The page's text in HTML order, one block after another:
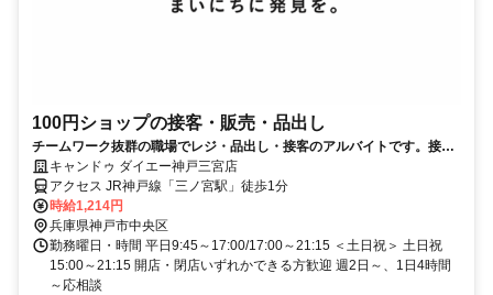
100円ショップの接客・販売・品出し
チームワーク抜群の職場でレジ・品出し・接客のアルバイトです。接客
スキルが身に付くお仕事♪
キャンドゥ ダイエー神戸三宮店
アクセス JR神戸線「三ノ宮駅」徒歩1分
時給1,214円
兵庫県神戸市中央区
勤務曜日・時間 平日9:45～17:00/17:00～21:15 ＜土日祝＞ 土日祝
15:00～21:15 開店・閉店いずれかできる方歓迎 週2日～、1日4時間
～応相談